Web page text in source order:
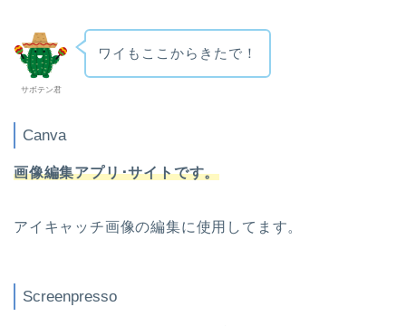
サボテン君
ワイもここからきたで！
Canva
画像編集アプリ･サイトです。
アイキャッチ画像の編集に使用してます。
Screenpresso